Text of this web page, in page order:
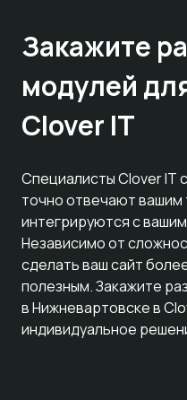
Закажите
модулей
Clover IT
Специалисты Clover IT
точно отвечают вашим
интегрируются с
Независимо от
сделать ваш сайт
полезным. Закажите
в Нижневартовске в
индивидуальное